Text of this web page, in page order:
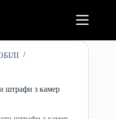
штрафи з камер